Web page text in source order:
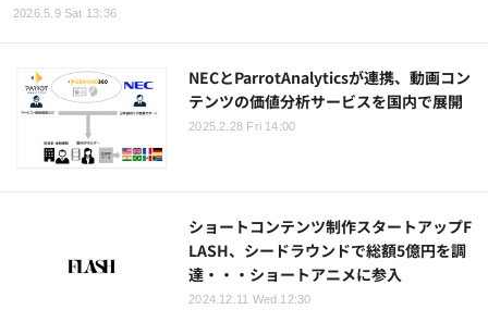
2026.5.9 Sat 13:36
NECとParrotAnalyticsが連携、動画コン
テンツの価値分析サービスを国内で展開
2025.2.28 Fri 14:00
ショートコンテンツ制作スタートアップF
LASH、シードラウンドで総額5億円を調
達・・・ショートアニメに参入
2024.12.11 Wed 12:30